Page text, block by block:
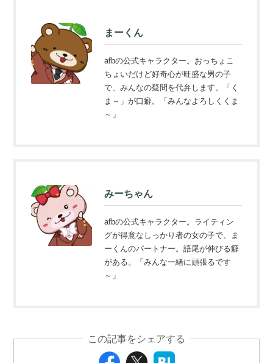
まーくん
afbの公式キャラクター。おっちょこ
ちょいだけど好奇心が旺盛な男の子
で、みんなの疑問を代弁します。「く
ま～」が口癖。「みんなよろしくくま
～」
みーちゃん
afbの公式キャラクター。ライティン
グが得意なしっかり者の女の子で、ま
ーくんのパートナー。語尾が伸びる癖
がある。「みんな一緒に頑張るです
～」
この記事をシェアする